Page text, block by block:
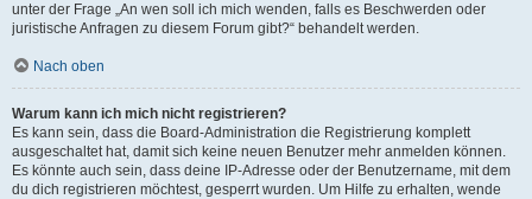
unter der Frage „An wen soll ich mich wenden, falls es Beschwerden oder
juristische Anfragen zu diesem Forum gibt?“ behandelt werden.
Nach oben
Warum kann ich mich nicht registrieren?
Es kann sein, dass die Board-Administration die Registrierung komplett
ausgeschaltet hat, damit sich keine neuen Benutzer mehr anmelden können.
Es könnte auch sein, dass deine IP-Adresse oder der Benutzername, mit dem
du dich registrieren möchtest, gesperrt wurden. Um Hilfe zu erhalten, wende